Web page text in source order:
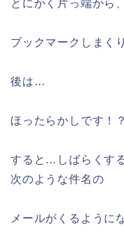
とにかく片っ端から、
ブックマークしまく
後は…
ほったらかしです！？
すると…しばらくする
次のような件名の
メールがくるように